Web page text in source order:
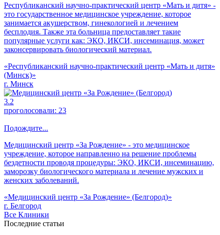
Республиканский научно-практический центр «Мать и дитя» -
это государственное медицинское учреждение, которое
занимается акушерством, гинекологией и лечением
бесплодия. Также эта больница предоставляет такие
популярные услуги как: ЭКО, ИКСИ, инсеминация, может
законсервировать биологический материал.
«Республиканский научно-практический центр «Мать и дитя»
(Минск)»
г. Минск
3.2
проголосовали: 23
Подождите...
Медицинский центр «За Рождение» - это медицинское
учреждение, которое направленно на решение проблемы
бездетности проводя процедуры: ЭКО, ИКСИ, инсеминацию,
заморозку биологического материала и лечение мужских и
женских заболеваний.
«Медицинский центр «За Рождение» (Белгород)»
г. Белгород
Все Клиники
Последние статьи